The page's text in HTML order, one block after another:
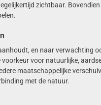
zichtbaar. Bovendien
en naar verwachting
voor natuurlijke,
maatschappelijke
met de natuur.